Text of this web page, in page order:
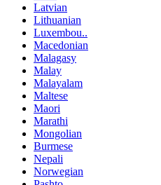
Latvian
Lithuanian
Luxembou..
Macedonian
Malagasy
Malay
Malayalam
Maltese
Maori
Marathi
Mongolian
Burmese
Nepali
Norwegian